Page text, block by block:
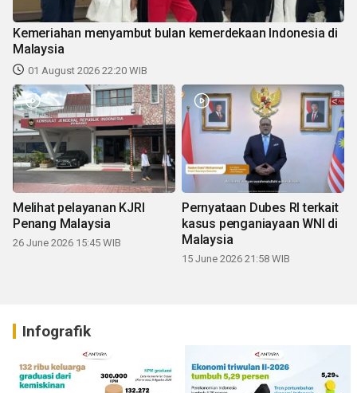
Kemeriahan menyambut bulan kemerdekaan Indonesia di
Malaysia
01 August 2026 22:20 WIB
Melihat pelayanan KJRI
Penang Malaysia
26 June 2026 15:45 WIB
Pernyataan Dubes RI terkait
kasus penganiayaan WNI di
Malaysia
15 June 2026 21:58 WIB
Infografik